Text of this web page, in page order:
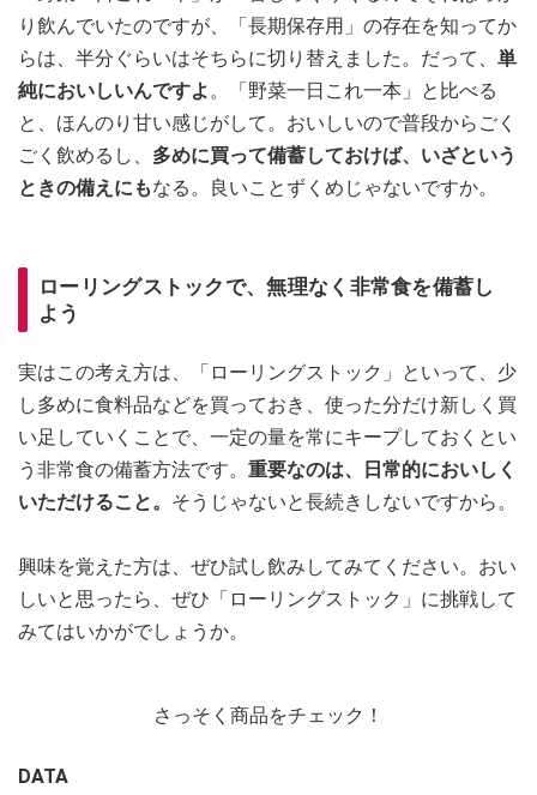
り飲んでいたのですが、「長期保存用」の存在を知ってか
らは、半分ぐらいはそちらに切り替えました。だって、 単
純においしいんですよ 。「野菜一日これ一本」と比べる
と、ほんのり甘い感じがして。おいしいので普段からごく
ごく飲めるし、 多めに買って備蓄しておけば、いざという
ときの備えにもなる。良いことずくめじゃないですか。
ローリングストックで、無理なく非常食を備蓄し
よう
実はこの考え方は、「ローリングストック」といって、少
し多めに食料品などを買っておき、使った分だけ新しく買
い足していくことで、一定の量を常にキープしておくとい
う非常食の備蓄方法です。 重要なのは、日常的においしく
いただけること。 そうじゃないと長続きしないですから。
興味を覚えた方は、ぜひ試し飲みしてみてください。おい
しいと思ったら、ぜひ「ローリングストック」に挑戦して
みてはいかがでしょうか。
さっそく商品をチェック！
DATA